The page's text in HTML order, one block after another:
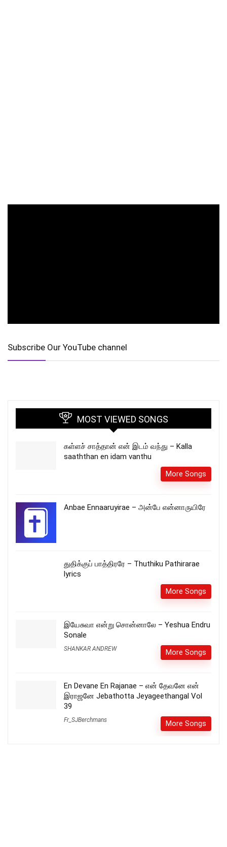
Subscribe Our YouTube channel
MOST VIEWED SONGS
கள்ளச் சாத்தான் என் இடம் வந்து – Kalla
saaththan en idam vanthu
More Songs
Anbae Ennaaruyirae – அன்பே என்னாருயிரே
துதிக்குப் பாத்திரரே – Thuthiku Pathirarae
lyrics
More Songs
இயேசுவா என்று சொன்னாலே – Yeshua Endru
Sonale
SHANKAR ANDREW More Songs
En Devane En Rajanae – என் தேவனே என்
இராஜனே Jebathotta Jeyageethangal Vol
39
Fr_SJBerchmans More Songs